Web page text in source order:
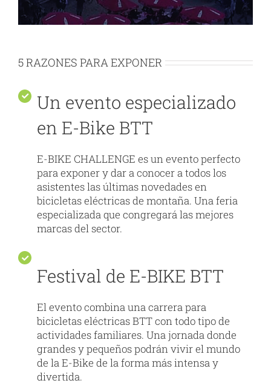
5 RAZONES PARA EXPONER
Un evento especializado
en E-Bike BTT
E-BIKE CHALLENGE es un evento perfecto
para exponer y dar a conocer a todos los
asistentes las últimas novedades en
bicicletas eléctricas de montaña. Una feria
especializada que congregará las mejores
marcas del sector.
Festival de E-BIKE BTT
El evento combina una carrera para
bicicletas eléctricas BTT con todo tipo de
actividades familiares. Una jornada donde
grandes y pequeños podrán vivir el mundo
de la E-Bike de la forma más intensa y
divertida.